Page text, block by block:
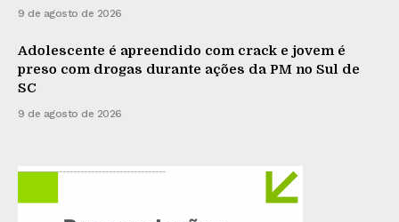
9 de agosto de 2026
Adolescente é apreendido com crack e jovem é
preso com drogas durante ações da PM no Sul de
SC
9 de agosto de 2026